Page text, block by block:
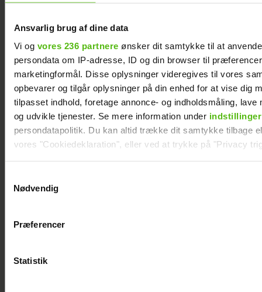
Ansvarlig brug af dine data
Vi og vores 236 partnere ønsker dit samtykke til at
persondata om IP-adresse, ID og din browser til
marketingformål. Disse oplysninger videregives til vores
opbevarer og tilgår oplysninger på din enhed for at vise dig
tilpasset indhold, foretage annonce- og indholdsmåling, lave
og udvikle tjenester. Se mere information under indstillinger
persondatapolitik. Du kan altid trække dit samtykke tilbage
vores "Cookiedeklaration", eller ved at trykke på "Privacy
Vi anvender egne cookies og cookies fra tredjeparter til at
generere statistik og huske dine præferencer samt til brug
Nødvendig
Præferencer
Statistik
TV 2-profilen Stefan Jepsen ramt af
nyresvigt